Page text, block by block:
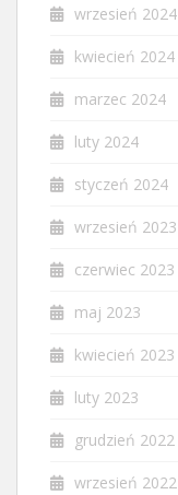
wrzesień 2024
kwiecień 2024
marzec 2024
luty 2024
styczeń 2024
wrzesień 2023
czerwiec 2023
maj 2023
kwiecień 2023
luty 2023
grudzień 2022
wrzesień 2022